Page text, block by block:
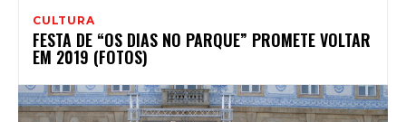
CULTURA
FESTA DE “OS DIAS NO PARQUE” PROMETE VOLTAR
EM 2019 (FOTOS)